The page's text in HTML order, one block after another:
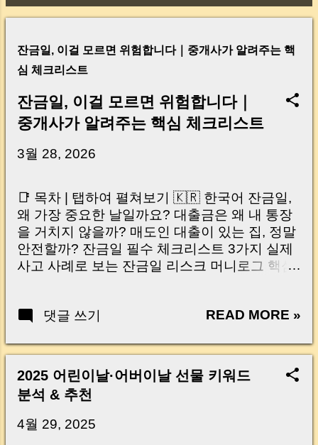
잔금일, 이걸 모르면 위험합니다｜중개사가 알려주는 핵
심 체크리스트
잔금일, 이걸 모르면 위험합니다｜
중개사가 알려주는 핵심 체크리스트
3월 28, 2026
📑 목차 | 탭하여 펼쳐보기 🇰🇷 한국어 잔금일,
왜 가장 중요한 날일까요? 대출금은 왜 내 통장
을 거치지 않을까? 매도인 대출이 있는 집, 정말
안전할까? 잔금일 필수 체크리스트 3가지 실제
사고 사례로 보는 잔금일 리스크 머니로그 핵심
Your Account Is It Safe If the Seller Has a
Real Risks and Mistakes to Avoid MoneyLog
Key Takeaway 혹시 이런 생각 해보신 적 있으
신가요? “잔금일… 그냥 돈 보내고 끝나는 거 아
닌가요?” 하지만 현장에서 보면 전혀 그렇지 않
습니다. 잔금일은 ‘서류 몇 장 처리하는 날’이 아
댓글 쓰기 READ MORE »
2025 어린이날·어버이날 선물 키워드
분석 & 추천
4월 29, 2025